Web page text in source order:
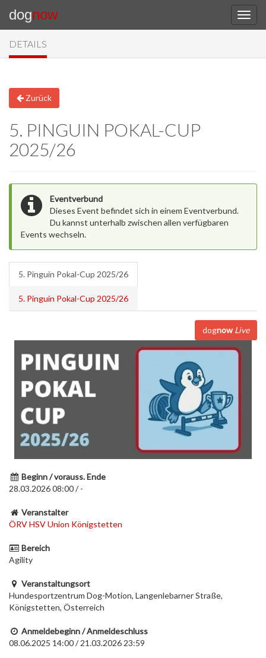
dognow
DETAILS
Zurück
5. PINGUIN POKAL-CUP
2025/26
Eventverbund
Dieses Event befindet sich in einem Eventverbund.
Du kannst unterhalb zwischen allen verfügbaren
Events wechseln.
5. Pinguin Pokal-Cup 2025/26
5. Pinguin Pokal-Cup 2025/26
dognow Live
Beginn / vorauss. Ende
28.03.2026 08:00 / -
Veranstalter
ÖRV HSV Union Königstetten
Bereich
Agility
Veranstaltungsort
Hundesportzentrum Dog-Motion, Langenlebarner Straße,
Königstetten, Österreich
Anmeldebeginn / Anmeldeschluss
08.06.2025 14:00 / 21.03.2026 23:59